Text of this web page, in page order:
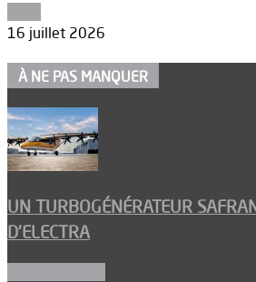
16 juillet 2026
À NE PAS MANQUER
UN TURBOGÉNÉRATEUR
D’ELECTRA